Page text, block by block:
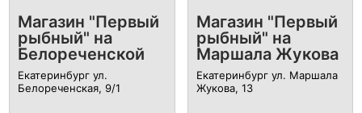
Магазин "Первый
рыбный" на
Белореченской
Екатеринбург ул.
Белореченская, 9/1
Магазин "Первый
рыбный" на
Маршала Жукова
Екатеринбург ул. Маршала
Жукова, 13